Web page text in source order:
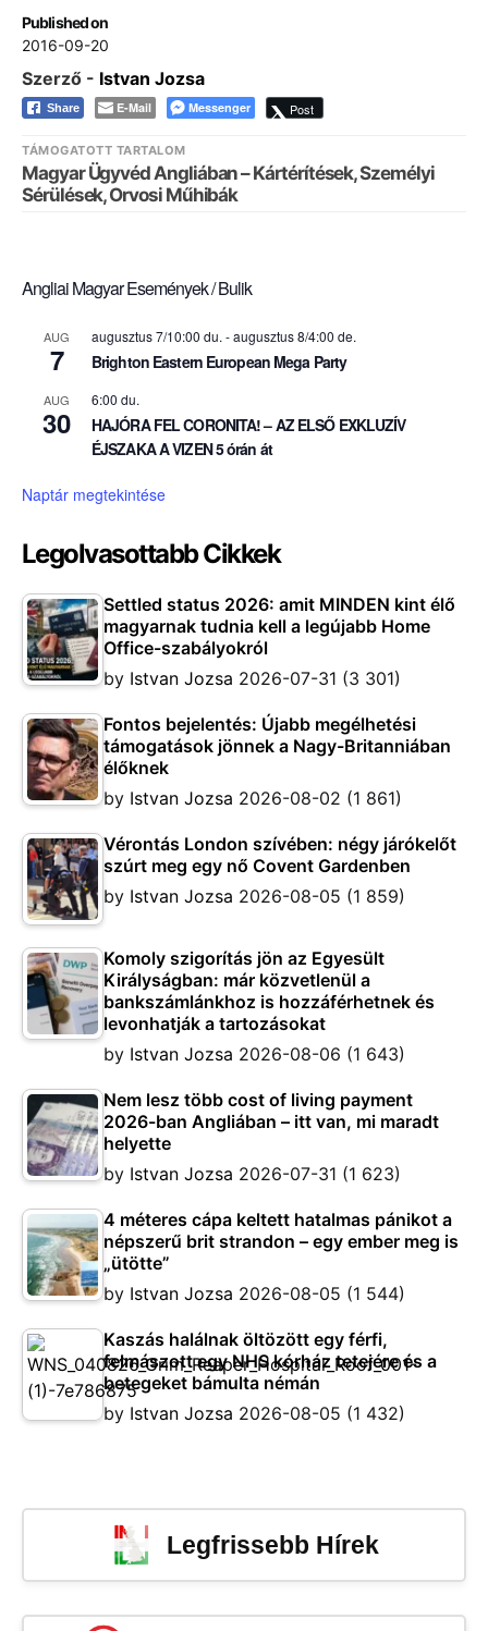
Published on
2016-09-20
Szerző - Istvan Jozsa
Share E-Mail Messenger Post
TÁMOGATOTT TARTALOM
Magyar Ügyvéd Angliában – Kártérítések, Személyi
Sérülések, Orvosi Műhibák
Angliai Magyar Események / Bulik
AUG
7
augusztus 7/10:00 du. -augusztus 8/4:00 de.
Brighton Eastern European Mega Party
AUG
30
6:00 du.
HAJÓRA FEL CORONITA! – AZ ELSŐ EXKLUZÍV
ÉJSZAKA A VIZEN 5 órán át
Naptár megtekintése
Legolvasottabb Cikkek
Settled status 2026: amit MINDEN kint élő
magyarnak tudnia kell a legújabb Home
Office-szabályokról
by Istvan Jozsa 2026-07-31 (3 301)
Fontos bejelentés: Újabb megélhetési
támogatások jönnek a Nagy-Britanniában
élőknek
by Istvan Jozsa 2026-08-02 (1 861)
Vérontás London szívében: négy járókelőt
szúrt meg egy nő Covent Gardenben
by Istvan Jozsa 2026-08-05 (1 859)
Komoly szigorítás jön az Egyesült
Királyságban: már közvetlenül a
bankszámlánkhoz is hozzáférhetnek és
levonhatják a tartozásokat
by Istvan Jozsa 2026-08-06 (1 643)
Nem lesz több cost of living payment
2026-ban Angliában – itt van, mi maradt
helyette
by Istvan Jozsa 2026-07-31 (1 623)
4 méteres cápa keltett hatalmas pánikot a
népszerű brit strandon – egy ember meg is
„ütötte”
by Istvan Jozsa 2026-08-05 (1 544)
Kaszás halálnak öltözött egy férfi,
felmászott egy NHS kórház tetejére és a
betegeket bámulta némán
by Istvan Jozsa 2026-08-05 (1 432)
Legfrissebb Hírek